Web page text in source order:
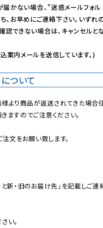
届かない場合、”迷惑メールフォル
、お早めにご連絡下さい。いずれ
できない場合は、キャンセルと
内メールを送信しています。)
ついて
より商品が返送されてきた場合
すのでご注意ください。
新・旧のお届け先」を記載しご連
い。